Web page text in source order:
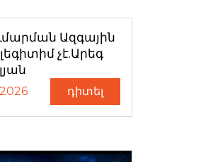
Ազգային
չէ.Արեգ
դիտել